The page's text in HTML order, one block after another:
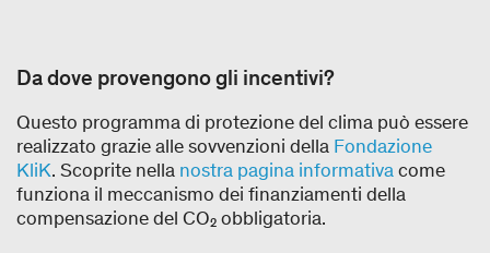
Da dove provengono gli incentivi?
Questo programma di protezione del clima può essere
realizzato grazie alle sovvenzioni della Fondazione
KliK. Scoprite nella nostra pagina informativacome
funziona il meccanismo dei finanziamenti della
compensazione del CO₂ obbligatoria.